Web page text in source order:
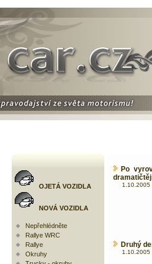
OJETÁ VOZIDLA
NOVÁ VOZIDLA
Nepřehlédněte
Rallye WRC
Rallye
Okruhy
Po
1.10.2005
Druhý
1.10.2005